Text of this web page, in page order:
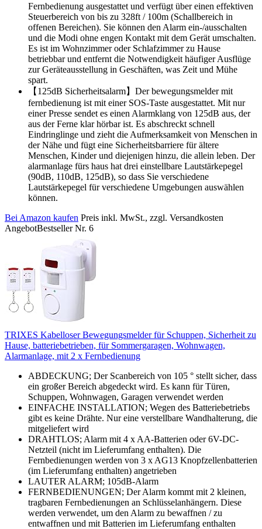
Fernbedienung ausgestattet und verfügt über einen effektiven
Steuerbereich von bis zu 328ft / 100m (Schallbereich in
offenen Bereichen). Sie können den Alarm ein-/ausschalten
und die Modi ohne engen Kontakt mit dem Gerät umschalten.
Es ist im Wohnzimmer oder Schlafzimmer zu Hause
betriebbar und entfernt die Notwendigkeit häufiger Ausflüge
zur Geräteausstellung in Geschäften, was Zeit und Mühe
spart.
【125dB Sicherheitsalarm】Der bewegungsmelder mit
fernbedienung ist mit einer SOS-Taste ausgestattet. Mit nur
einer Presse sendet es einen Alarmklang von 125dB aus, der
aus der Ferne klar hörbar ist. Es abschreckt schnell
Eindringlinge und zieht die Aufmerksamkeit von Menschen in
der Nähe und fügt eine Sicherheitsbarriere für ältere
Menschen, Kinder und diejenigen hinzu, die allein leben. Der
alarmanlage fürs haus hat drei einstellbare Lautstärkepegel
(90dB, 110dB, 125dB), so dass Sie verschiedene
Lautstärkepegel für verschiedene Umgebungen auswählen
können.
Bei Amazon kaufen Preis inkl. MwSt., zzgl. Versandkosten
AngebotBestseller Nr. 6
TRIXES Kabelloser Bewegungsmelder für Schuppen, Sicherheit zu
Hause, batteriebetrieben, für Sommergaragen, Wohnwagen,
Alarmanlage, mit 2 x Fernbedienung
ABDECKUNG; Der Scanbereich von 105 ° stellt sicher, dass
ein großer Bereich abgedeckt wird. Es kann für Türen,
Schuppen, Wohnwagen, Garagen verwendet werden
EINFACHE INSTALLATION; Wegen des Batteriebetriebs
gibt es keine Drähte. Nur eine verstellbare Wandhalterung, die
mitgeliefert wird
DRAHTLOS; Alarm mit 4 x AA-Batterien oder 6V-DC-
Netzteil (nicht im Lieferumfang enthalten). Die
Fernbedienungen werden von 3 x AG13 Knopfzellenbatterien
(im Lieferumfang enthalten) angetrieben
LAUTER ALARM; 105dB-Alarm
FERNBEDIENUNGEN; Der Alarm kommt mit 2 kleinen,
tragbaren Fernbedienungen an Schlüsselanhängern. Diese
werden verwendet, um den Alarm zu bewaffnen / zu
entwaffnen und mit Batterien im Lieferumfang enthalten